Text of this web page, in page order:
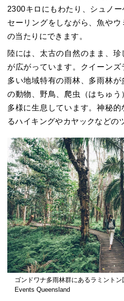
2300キロにもわたり、シュノー
セーリングをしながら、魚やウ
の当たりにできます。
陸には、太古の自然のまま、
が広がっています。クイーン
多い地域特有の雨林、多雨林
の動物、野鳥、爬虫（はちゅ
多様に生息しています。神秘的
るハイキングやカヤックなどの
ゴンドワナ多雨林群にあるラミント
Events Queensland